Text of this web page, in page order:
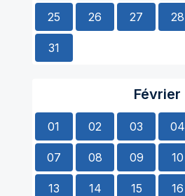
25 26 27 28
31
Février
01 02 03 04
07 08 09 10
13 14 15 16